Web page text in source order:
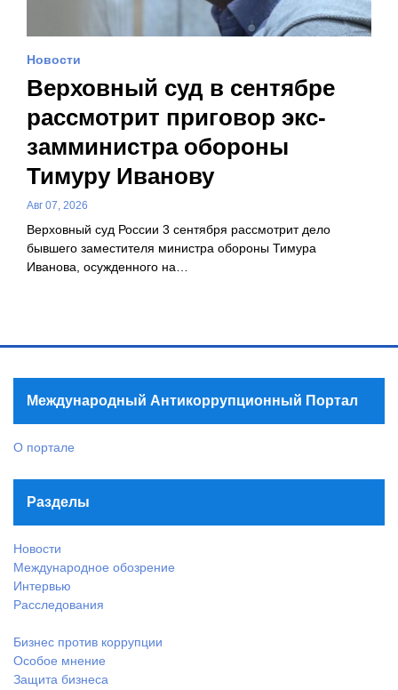
Новости
Верховный суд в сентябре
рассмотрит приговор экс-
замминистра обороны
Тимуру Иванову
Авг 07, 2026
Верховный суд России 3 сентября рассмотрит дело
бывшего заместителя министра обороны Тимура
Иванова, осужденного на…
Международный Антикоррупционный Портал
О портале
Разделы
Новости
Международное обозрение
Интервью
Расследования
Бизнес против коррупции
Особое мнение
Защита бизнеса